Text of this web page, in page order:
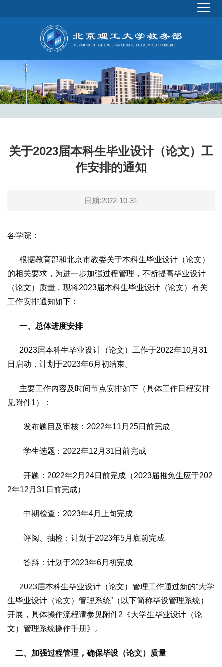
关于2023届本科生毕业设计（论文）工
作安排的通知
日期:2022-10-31
各学院：
根据教育部和北京市教委关于本科生毕业设计（论文）
的相关要求，为进一步加强过程管理，不断提高毕业设计
（论文）质量，现将2023届本科生毕业设计（论文）有关
工作安排通知如下：
一、总体进度安排
2023届本科生毕业设计（论文）工作于2022年10月31
日启动，计划于2023年6月初结束。
主要工作内容及时间节点安排如下（具体工作日程安排
见附件1）：
发布题目及审核：2022年11月25日前完成
学生选题：2022年12月31日前完成
开题：2022年2月24日前完成（2023届推免生应于202
2年12月31日前完成）
中期检查：2023年4月上旬完成
评阅、抽检：计划于2023年5月底前完成
答辩：计划于2023年6月初完成
2023届本科生毕业设计（论文）管理工作通过新的“大学
生毕业设计（论文）管理系统”（以下简称毕设管理系统）
开展，具体操作流程请参见附件2《大学生毕业设计（论
文）管理系统操作手册》。
二、加强过程管理，确保毕设（论文）质量